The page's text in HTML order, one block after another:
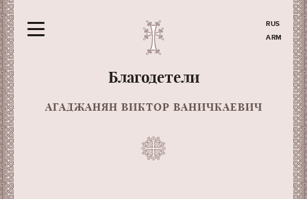
RUS
ARM
Благодетели
АГАДЖАНЯН ВИКТОР ВАНИЧКАЕВИЧ